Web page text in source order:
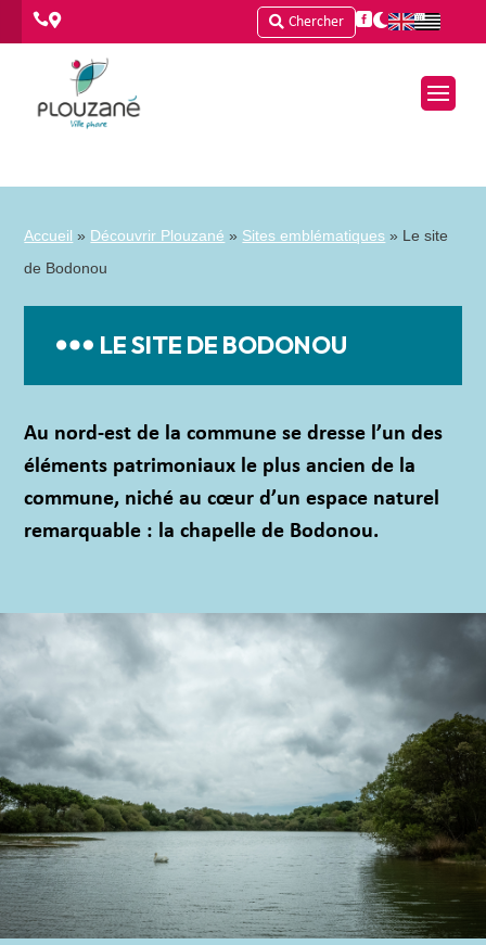
 Chercher  
Accueil » Découvrir Plouzané » Sites emblématiques » Le site
de Bodonou
LE SITE DE BODONOU
Au nord-est de la commune se dresse l’un des
éléments patrimoniaux le plus ancien de la
commune, niché au cœur d’un espace naturel
remarquable : la chapelle de Bodonou.